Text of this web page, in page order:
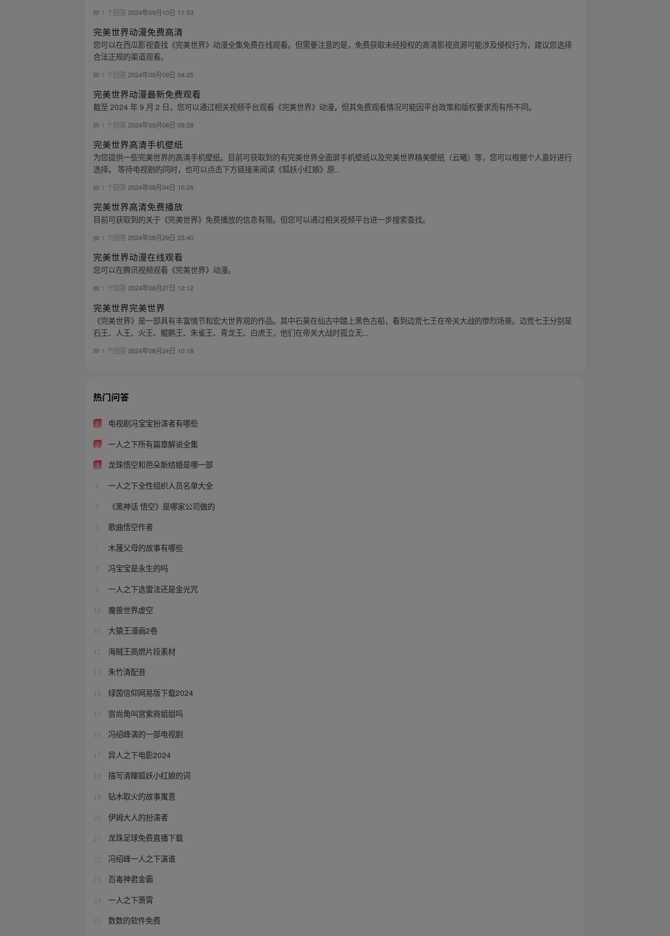
1 个回答 2024年09月10日 11:53
完美世界动漫免费高清
您可以在西瓜影视查找《完美世界》动漫全集免费在线观看。但需要注意的是，免费获取未经授权的高清影视资源可能涉及侵权行为，建议您选择
合法正规的渠道观看。
1 个回答 2024年09月09日 04:25
完美世界动漫最新免费观看
截至 2024 年 9 月 2 日，您可以通过相关视频平台观看《完美世界》动漫，但其免费观看情况可能因平台政策和版权要求而有所不同。
1 个回答2024年09月08日 09:28
完美世界高清手机壁纸
为您提供一些完美世界的高清手机壁纸。目前可获取到的有完美世界全面屏手机壁纸以及完美世界精美壁纸（云曦）等，您可以根据个人喜好进行
选择。 等待电视剧的同时，也可以点击下方链接来阅读《狐妖小红娘》原...
1 个回答2024年09月04日 10:26
完美世界高清免费播放
目前可获取到的关于《完美世界》免费播放的信息有限。但您可以通过相关视频平台进一步搜索查找。
1 个回答2024年08月29日 23:40
完美世界动漫在线观看
您可以在腾讯视频观看《完美世界》动漫。
1 个回答2024年08月27日 12:12
完美世界完美世界
《完美世界》是一部具有丰富情节和宏大世界观的作品。其中石昊在仙古中踏上黑色古船，看到边荒七王在帝关大战的惨烈场景。边荒七王分别是
石王、人王、火王、鲲鹏王、朱雀王、青龙王、白虎王，他们在帝关大战时孤立无...
1 个回答 2024年08月24日 10:18
热门问答
1 电视剧冯宝宝扮演者有哪些
2 一人之下所有篇章解说全集
3 龙珠悟空和芭朵斯结婚是哪一部
4 一人之下全性组织人员名单大全
5 《黑神话 悟空》是哪家公司做的
6 歌曲悟空作者
7 木蔑父母的故事有哪些
8 冯宝宝是永生的吗
9 一人之下选雷法还是金光咒
10 魔兽世界虚空
大猿王漫画2卷
12 海贼王高燃片段素材
13 朱竹清配音
14 绿茵信仰网易版下载2024
15 宫尚角叫宫紫商姐姐吗
16 冯绍峰演的一部电视剧
17 异人之下电影2024
18 描写清瞳狐妖小红娘的词
19 钻木取火的故事寓意
20 伊姆大人的扮演者
21 龙珠足球免费直播下载
22 冯绍峰一人之下演谁
23 百毒神君金霸
24 一人之下萧霄
25
数数的软件免费